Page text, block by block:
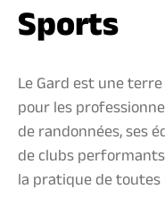
Sports
Le Gard est une
pour les
de randonnées, ses
de clubs
la pratique de toutes